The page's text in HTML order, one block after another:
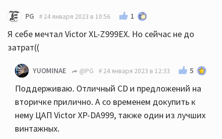
PG 24 января 2023 в 10:56 1
Я себе мечтал Victor XL-Z999EX. Но сейчас не до
затрат((
YUOMINAE @PG 24 января 2023 в 12:33 5
Поддерживаю. Отличный CD и предложений на
вторичке прилично. А со временем докупить к
нему ЦАП Victor XP-DA999, также один из лучших
винтажных.